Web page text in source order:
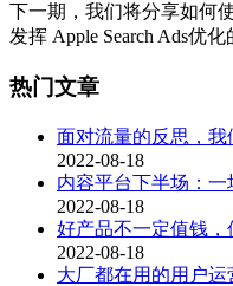
下一期，我们将分享如何
发挥 Apple Search Ads优
热门文章
面对流量的反思，
2022-08-18
内容平台下半场：
2022-08-18
好产品不一定值钱
2022-08-18
大厂都在用的用户运